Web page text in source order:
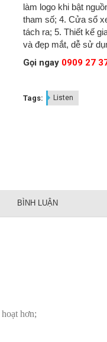
làm logo khi bật
tham số; 4. Cửa sổ
tách ra; 5. Thiết kế
và đẹp mắt, dễ sử
Gọi ngay 0909 27
Tags: Listen
BÌNH LUẬN
hơn;